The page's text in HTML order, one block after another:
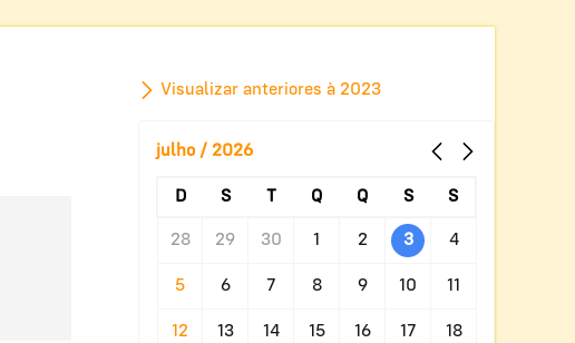
Visualizar anteriores à 2023
julho / 2026
D S T Q Q S S
28 29 30 1 2 3 4
5 6 7 8 9 10 11
12 13 14 15 16 17 18